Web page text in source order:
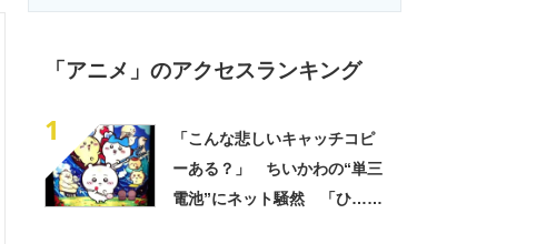
「アニメ」のアクセスランキング
1
「こんな悲しいキャッチコピ
ーある？」 ちいかわの“単三
電池”にネット騒然 「ひ…人